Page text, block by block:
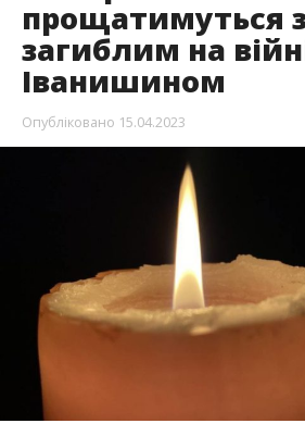
прощатимуться
загиблим на
Іванишином
Опубліковано 15.04.2023